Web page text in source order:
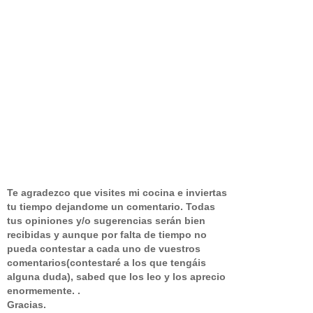
Te agradezco que visites mi cocina e inviertas
tu tiempo dejandome un comentario. Todas
tus opiniones y/o sugerencias serán bien
recibidas y aunque por falta de tiempo no
pueda contestar a cada uno de vuestros
comentarios(contestaré a los que tengáis
alguna duda), sabed que los leo y los aprecio
enormemente. .
Gracias.